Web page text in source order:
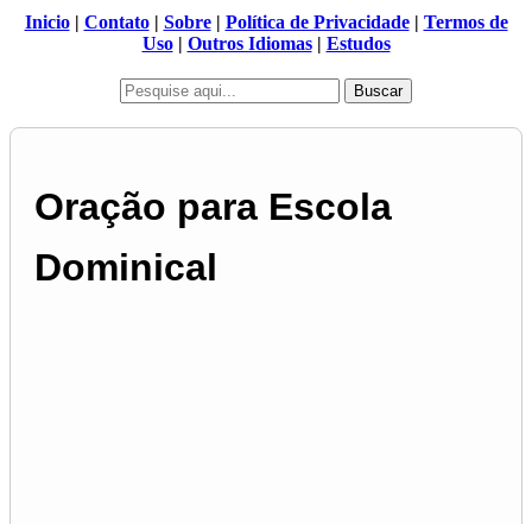
Inicio| Contato| Sobre| Política de Privacidade| Termos de
Uso| Outros Idiomas| Estudos
Buscar
Oração para Escola
Dominical